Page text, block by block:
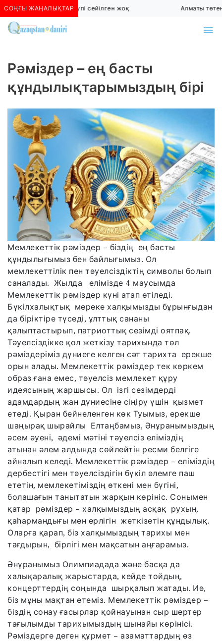
СОҢҒЫ ЖАҢАЛЫҚТАР
Алматыда көшкін қаупі сейілген жоқ Алматы
Рәміздер – ең басты
құндылықтарымыздың бірі
Мемлекеттік рәміздер – біздің ең басты
құндылығымыз бен байлығымыз. Ол
мемлекеттілік пен тәуелсіздіктің символы болып
саналады. Жылда елімізде 4 маусымда
Мемлекеттік рәміздер күні атап өтіледі.
Бүкілхалықтық мереке халқымызды бұрынғыдан
да біріктіре түседі, ұлттық сананы
қалыптастырып, патриоттық сезімді оятпақ.
Тәуелсіздікке қол жеткізу тарихында төл
рәміздеріміз дүниеге келген сәт тарихта ерекше
орын алады. Мемлекеттік рәміздер тек көркем
образ ғана емес, тәуелсіз мемлекет құру
идеясының жаршысы. Ол ізгі сезімдерді
адамдардың жан дүниесіне сіңіру үшін қызмет
етеді. Қыран бейнеленген көк Туымыз, ерекше
шаңырақ шырайлы Елтаңбамыз, Әнұранымыздың
әсем әуені, әдемі мәтіні тәуелсіз еліміздің
атынан әлем алдында сөйлейтін ресми белгіге
айналып келеді. Мемлекеттік рәміздер – еліміздің
дербестігі мен тәуелсіздігін бүкіл әлемге паш
ететін, мемлекетіміздің өткені мен бүгіні,
болашағын танытатын жарқын көрініс. Сонымен
қатар рәміздер – халқымыздың асқақ рухын,
қаһармандығы мен ерлігін жеткізетін құндылық.
Оларға қарап, біз халқымыздың тарихы мен
тағдырын, бірлігі мен мақсатын аңғарамыз.
Әнұранымыз Олимпиадада және басқа да
халықаралық жарыстарда, кейде тойдың,
концерттердің соңында шырқалып жатады. Иә,
біз мұны мақтан етеміз. Мемлекеттік рәміздер –
біздің сонау ғасырлар қойнауынан сыр шертер
тағылымды тарихымыздың шынайы көрінісі.
Рәміздерге деген құрмет – азаматтардың өз